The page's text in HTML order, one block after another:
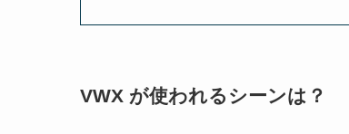
VWX が使われるシーンは？